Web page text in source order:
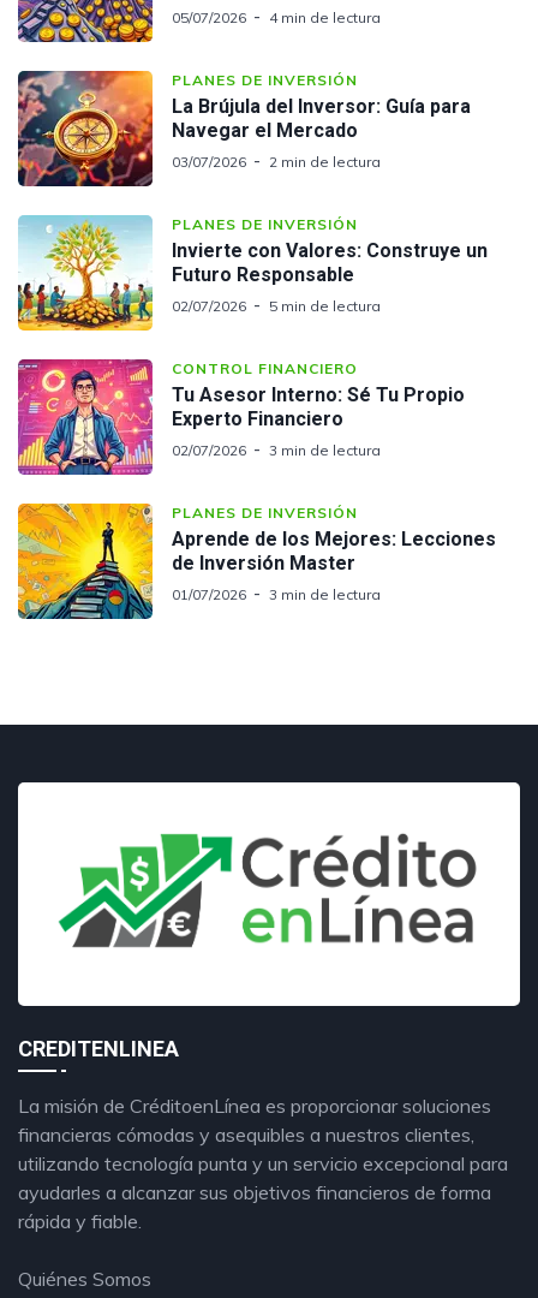
05/07/2026 4 min de lectura
PLANES DE INVERSIÓN
La Brújula del Inversor: Guía para
Navegar el Mercado
03/07/2026 2 min de lectura
PLANES DE INVERSIÓN
Invierte con Valores: Construye un
Futuro Responsable
02/07/2026 5 min de lectura
CONTROL FINANCIERO
Tu Asesor Interno: Sé Tu Propio
Experto Financiero
02/07/2026 3 min de lectura
PLANES DE INVERSIÓN
Aprende de los Mejores: Lecciones
de Inversión Master
01/07/2026 3 min de lectura
CREDITENLINEA
La misión de CréditoenLínea es proporcionar soluciones
financieras cómodas y asequibles a nuestros clientes,
utilizando tecnología punta y un servicio excepcional para
ayudarles a alcanzar sus objetivos financieros de forma
rápida y fiable.
Quiénes Somos